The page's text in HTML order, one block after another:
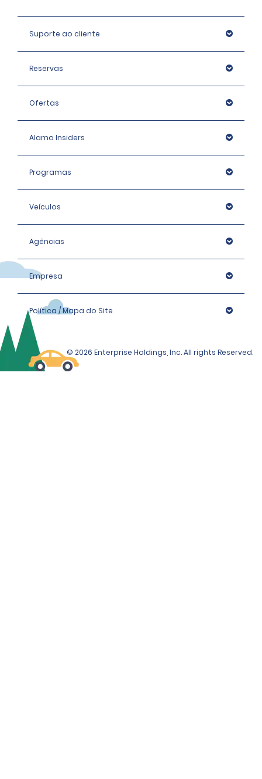
Suporte ao cliente
Reservas
Ofertas
Alamo Insiders
Programas
Veículos
Agências
Empresa
Política / Mapa do Site
© 2026 Enterprise Holdings, Inc. All rights Reserved.